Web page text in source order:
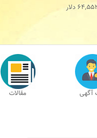
آگهی مقالات
دلار